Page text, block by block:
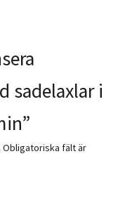
sadelaxlar i
Obligatoriska fält är